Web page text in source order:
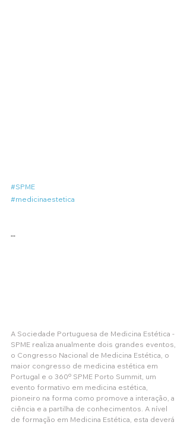
#SPME
#medicinaestetica
--
A Sociedade Portuguesa de Medicina Estética -
SPME realiza anualmente dois grandes eventos,
o Congresso Nacional de Medicina Estética, o
maior congresso de medicina estética em
Portugal e o 360º SPME Porto Summit, um
evento formativo em medicina estética,
pioneiro na forma como promove a interação, a
ciência e a partilha de conhecimentos. A nível
de formação em Medicina Estética, esta deverá